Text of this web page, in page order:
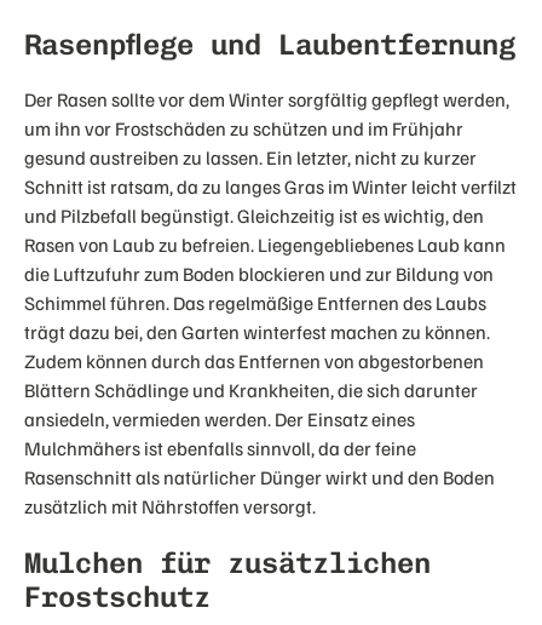
Rasenpflege und Laubentfernung
Der Rasen sollte vor dem Winter sorgfältig gepflegt werden,
um ihn vor Frostschäden zu schützen und im Frühjahr
gesund austreiben zu lassen. Ein letzter, nicht zu kurzer
Schnitt ist ratsam, da zu langes Gras im Winter leicht verfilzt
und Pilzbefall begünstigt. Gleichzeitig ist es wichtig, den
Rasen von Laub zu befreien. Liegengebliebenes Laub kann
die Luftzufuhr zum Boden blockieren und zur Bildung von
Schimmel führen. Das regelmäßige Entfernen des Laubs
trägt dazu bei, den Garten winterfest machen zu können.
Zudem können durch das Entfernen von abgestorbenen
Blättern Schädlinge und Krankheiten, die sich darunter
ansiedeln, vermieden werden. Der Einsatz eines
Mulchmähers ist ebenfalls sinnvoll, da der feine
Rasenschnitt als natürlicher Dünger wirkt und den Boden
zusätzlich mit Nährstoffen versorgt.
Mulchen für zusätzlichen
Frostschutz